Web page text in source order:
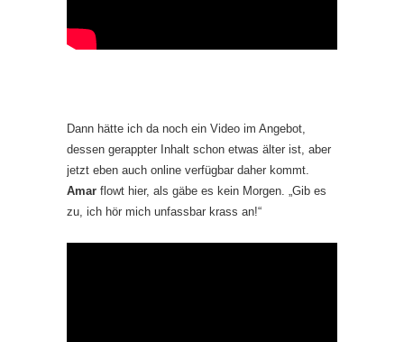
Dann hätte ich da noch ein Video im Angebot,
dessen gerappter Inhalt schon etwas älter ist, aber
jetzt eben auch online verfügbar daher kommt.
Amar flowt hier, als gäbe es kein Morgen. „Gib es
zu, ich hör mich unfassbar krass an!“